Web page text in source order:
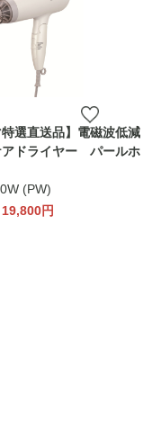
特選直送品】電磁波低減
アドライヤー パールホ
(PW)
円